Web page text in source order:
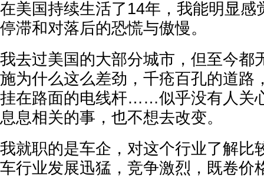
在美国持续生活了14年，我能明显感
停滞和对落后的恐慌与傲慢。
我去过美国的大部分城市，但至今都
施为什么这么差劲，千疮百孔的道路
挂在路面的电线杆……似乎没有人关
息息相关的事，也不想去改变。
我就职的是车企，对这个行业了解比
车行业发展迅猛，竞争激烈，既卷价